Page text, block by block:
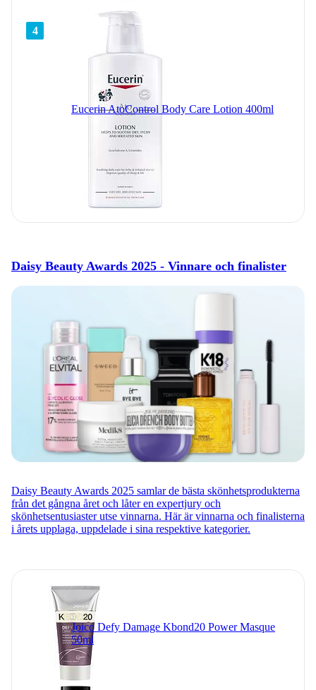
4
Eucerin AtoControl Body Care Lotion 400ml
Daisy Beauty Awards 2025 - Vinnare och finalister
Daisy Beauty Awards 2025 samlar de bästa skönhetsprodukterna
från det gångna året och låter en expertjury och
skönhetsentusiaster utse vinnarna. Här är vinnarna och finalisterna
i årets upplaga, uppdelade i sina respektive kategorier.
Joico Defy Damage Kbond20 Power Masque
50ml